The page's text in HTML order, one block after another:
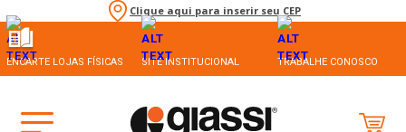
Clique aqui para inserir seu CEP
ENCARTE LOJAS FÍSICAS SITE INSTITUCIONAL TRABALHE CONOSCO